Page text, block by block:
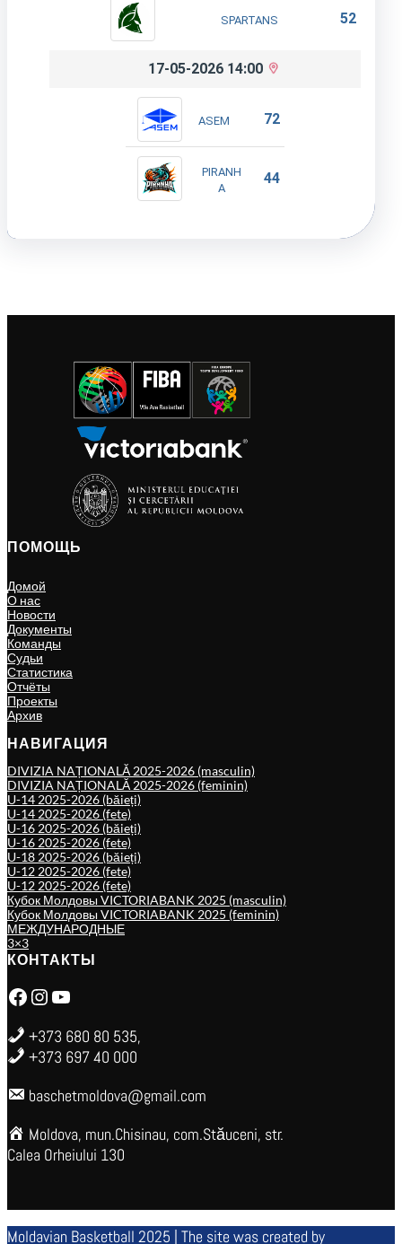
SPARTANS 52
17-05-2026 14:00
ASEM 72
PIRANH
A
44
ПОМОЩЬ
Домой
О нас
Новости
Документы
Команды
Судьи
Статистика
Отчёты
Проекты
Архив
НАВИГАЦИЯ
DIVIZIA NAȚIONALĂ 2025-2026 (masculin)
DIVIZIA NAȚIONALĂ 2025-2026 (feminin)
U-14 2025-2026 (băieți)
U-14 2025-2026 (fete)
U-16 2025-2026 (băieți)
U-16 2025-2026 (fete)
U-18 2025-2026 (băieți)
U-12 2025-2026 (fete)
U-12 2025-2026 (fete)
Кубок Молдовы VICTORIABANK 2025 (masculin)
Кубок Молдовы VICTORIABANK 2025 (feminin)
МЕЖДУНАРОДНЫЕ
3×3
КОНТАКТЫ
Facebook Instagram YouTube
+373 680 80 535,
+373 697 40 000
baschetmoldova@gmail.com
Moldova, mun.Chisinau, com.Stăuceni, str.
Calea Orheiului 130
Moldavian Basketball 2025 | The site was created by